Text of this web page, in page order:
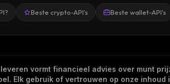
Beste crypto-API's Beste wallet-API's
vormt financieel advies over munt
Elk gebruik of vertrouwen op onze